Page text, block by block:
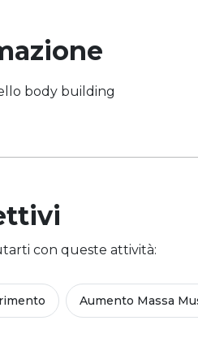
body building
con queste attività:
Aumento Massa